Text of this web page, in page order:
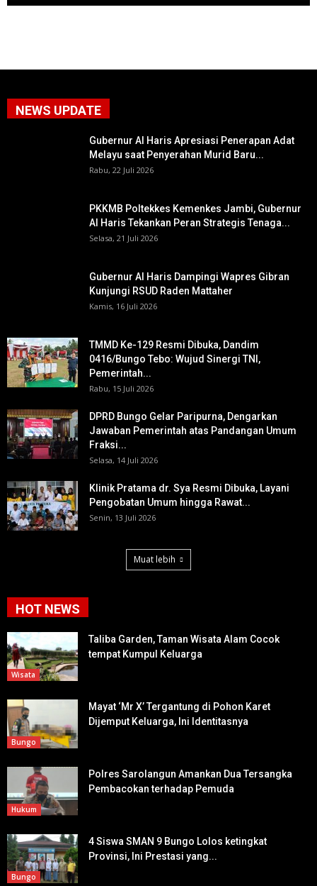
NEWS UPDATE
Gubernur Al Haris Apresiasi Penerapan Adat
Melayu saat Penyerahan Murid Baru...
Rabu, 22 Juli 2026
PKKMB Poltekkes Kemenkes Jambi, Gubernur
Al Haris Tekankan Peran Strategis Tenaga...
Selasa, 21 Juli 2026
Gubernur Al Haris Dampingi Wapres Gibran
Kunjungi RSUD Raden Mattaher
Kamis, 16 Juli 2026
TMMD Ke-129 Resmi Dibuka, Dandim
0416/Bungo Tebo: Wujud Sinergi TNI,
Pemerintah...
Rabu, 15 Juli 2026
DPRD Bungo Gelar Paripurna, Dengarkan
Jawaban Pemerintah atas Pandangan Umum
Fraksi...
Selasa, 14 Juli 2026
Klinik Pratama dr. Sya Resmi Dibuka, Layani
Pengobatan Umum hingga Rawat...
Senin, 13 Juli 2026
Muat lebih
HOT NEWS
Wisata
Taliba Garden, Taman Wisata Alam Cocok
tempat Kumpul Keluarga
Bungo
Mayat ‘Mr X’ Tergantung di Pohon Karet
Dijemput Keluarga, Ini Identitasnya
Hukum
Polres Sarolangun Amankan Dua Tersangka
Pembacokan terhadap Pemuda
Bungo
4 Siswa SMAN 9 Bungo Lolos ketingkat
Provinsi, Ini Prestasi yang...